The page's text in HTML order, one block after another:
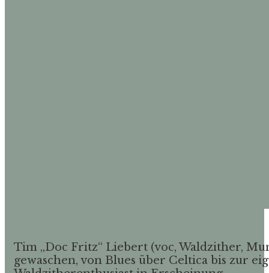
Tim „Doc Fritz“ Liebert (voc, Waldzither,
gewaschen, von Blues über Celtica bis zur